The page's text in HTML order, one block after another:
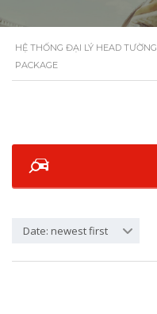
HỆ THỐNG ĐẠI LÝ HEAD
PACKAGE
Date: newest first